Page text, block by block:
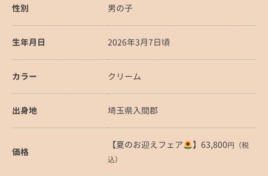
性別 男の子
生年月日 2026年3月7日頃
カラー クリーム
出身地 埼玉県入間郡
価格
【夏のお迎えフェア 】63,800円（税
込）